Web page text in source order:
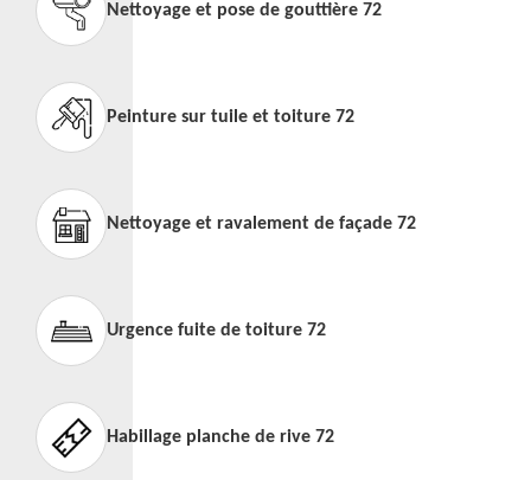
Nettoyage et pose de gouttière 72
Peinture sur tuile et toiture 72
Nettoyage et ravalement de façade 72
Urgence fuite de toiture 72
Habillage planche de rive 72